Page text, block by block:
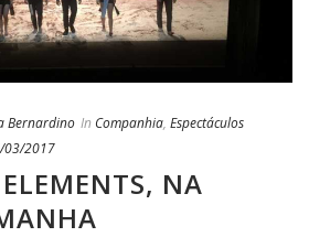
Bernardino In Companhia, Espectáculos
03/2017
NA